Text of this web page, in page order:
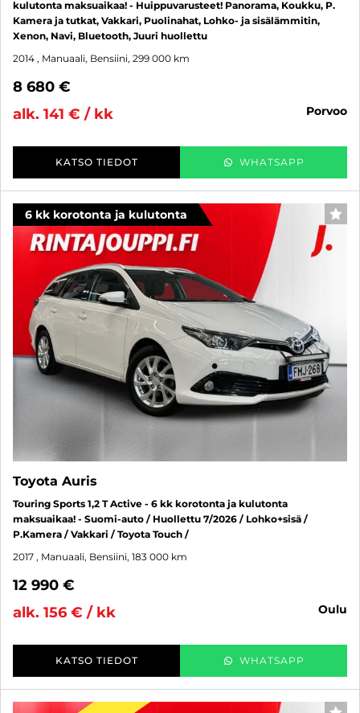
kulutonta maksuaikaa! - Huippuvarusteet! Panorama, Koukku, P.
Kamera ja tutkat, Vakkari, Puolinahat, Lohko- ja sisälämmitin,
Xenon, Navi, Bluetooth, Juuri huollettu
2014 , Manuaali, Bensiini, 299 000 km
8 680 €
alk. 141 € / kk
porvoo
KATSO TIEDOT WHATSAPP
6 kk korotonta ja kulutonta
Toyota Auris
Touring Sports 1,2 T Active - 6 kk korotonta ja kulutonta
maksuaikaa! - Suomi-auto / Huollettu 7/2026 / Lohko+sisä /
P.Kamera / Vakkari / Toyota Touch /
2017 , Manuaali, Bensiini, 183 000 km
12 990 €
alk. 156 € / kk
oulu
KATSO TIEDOT WHATSAPP